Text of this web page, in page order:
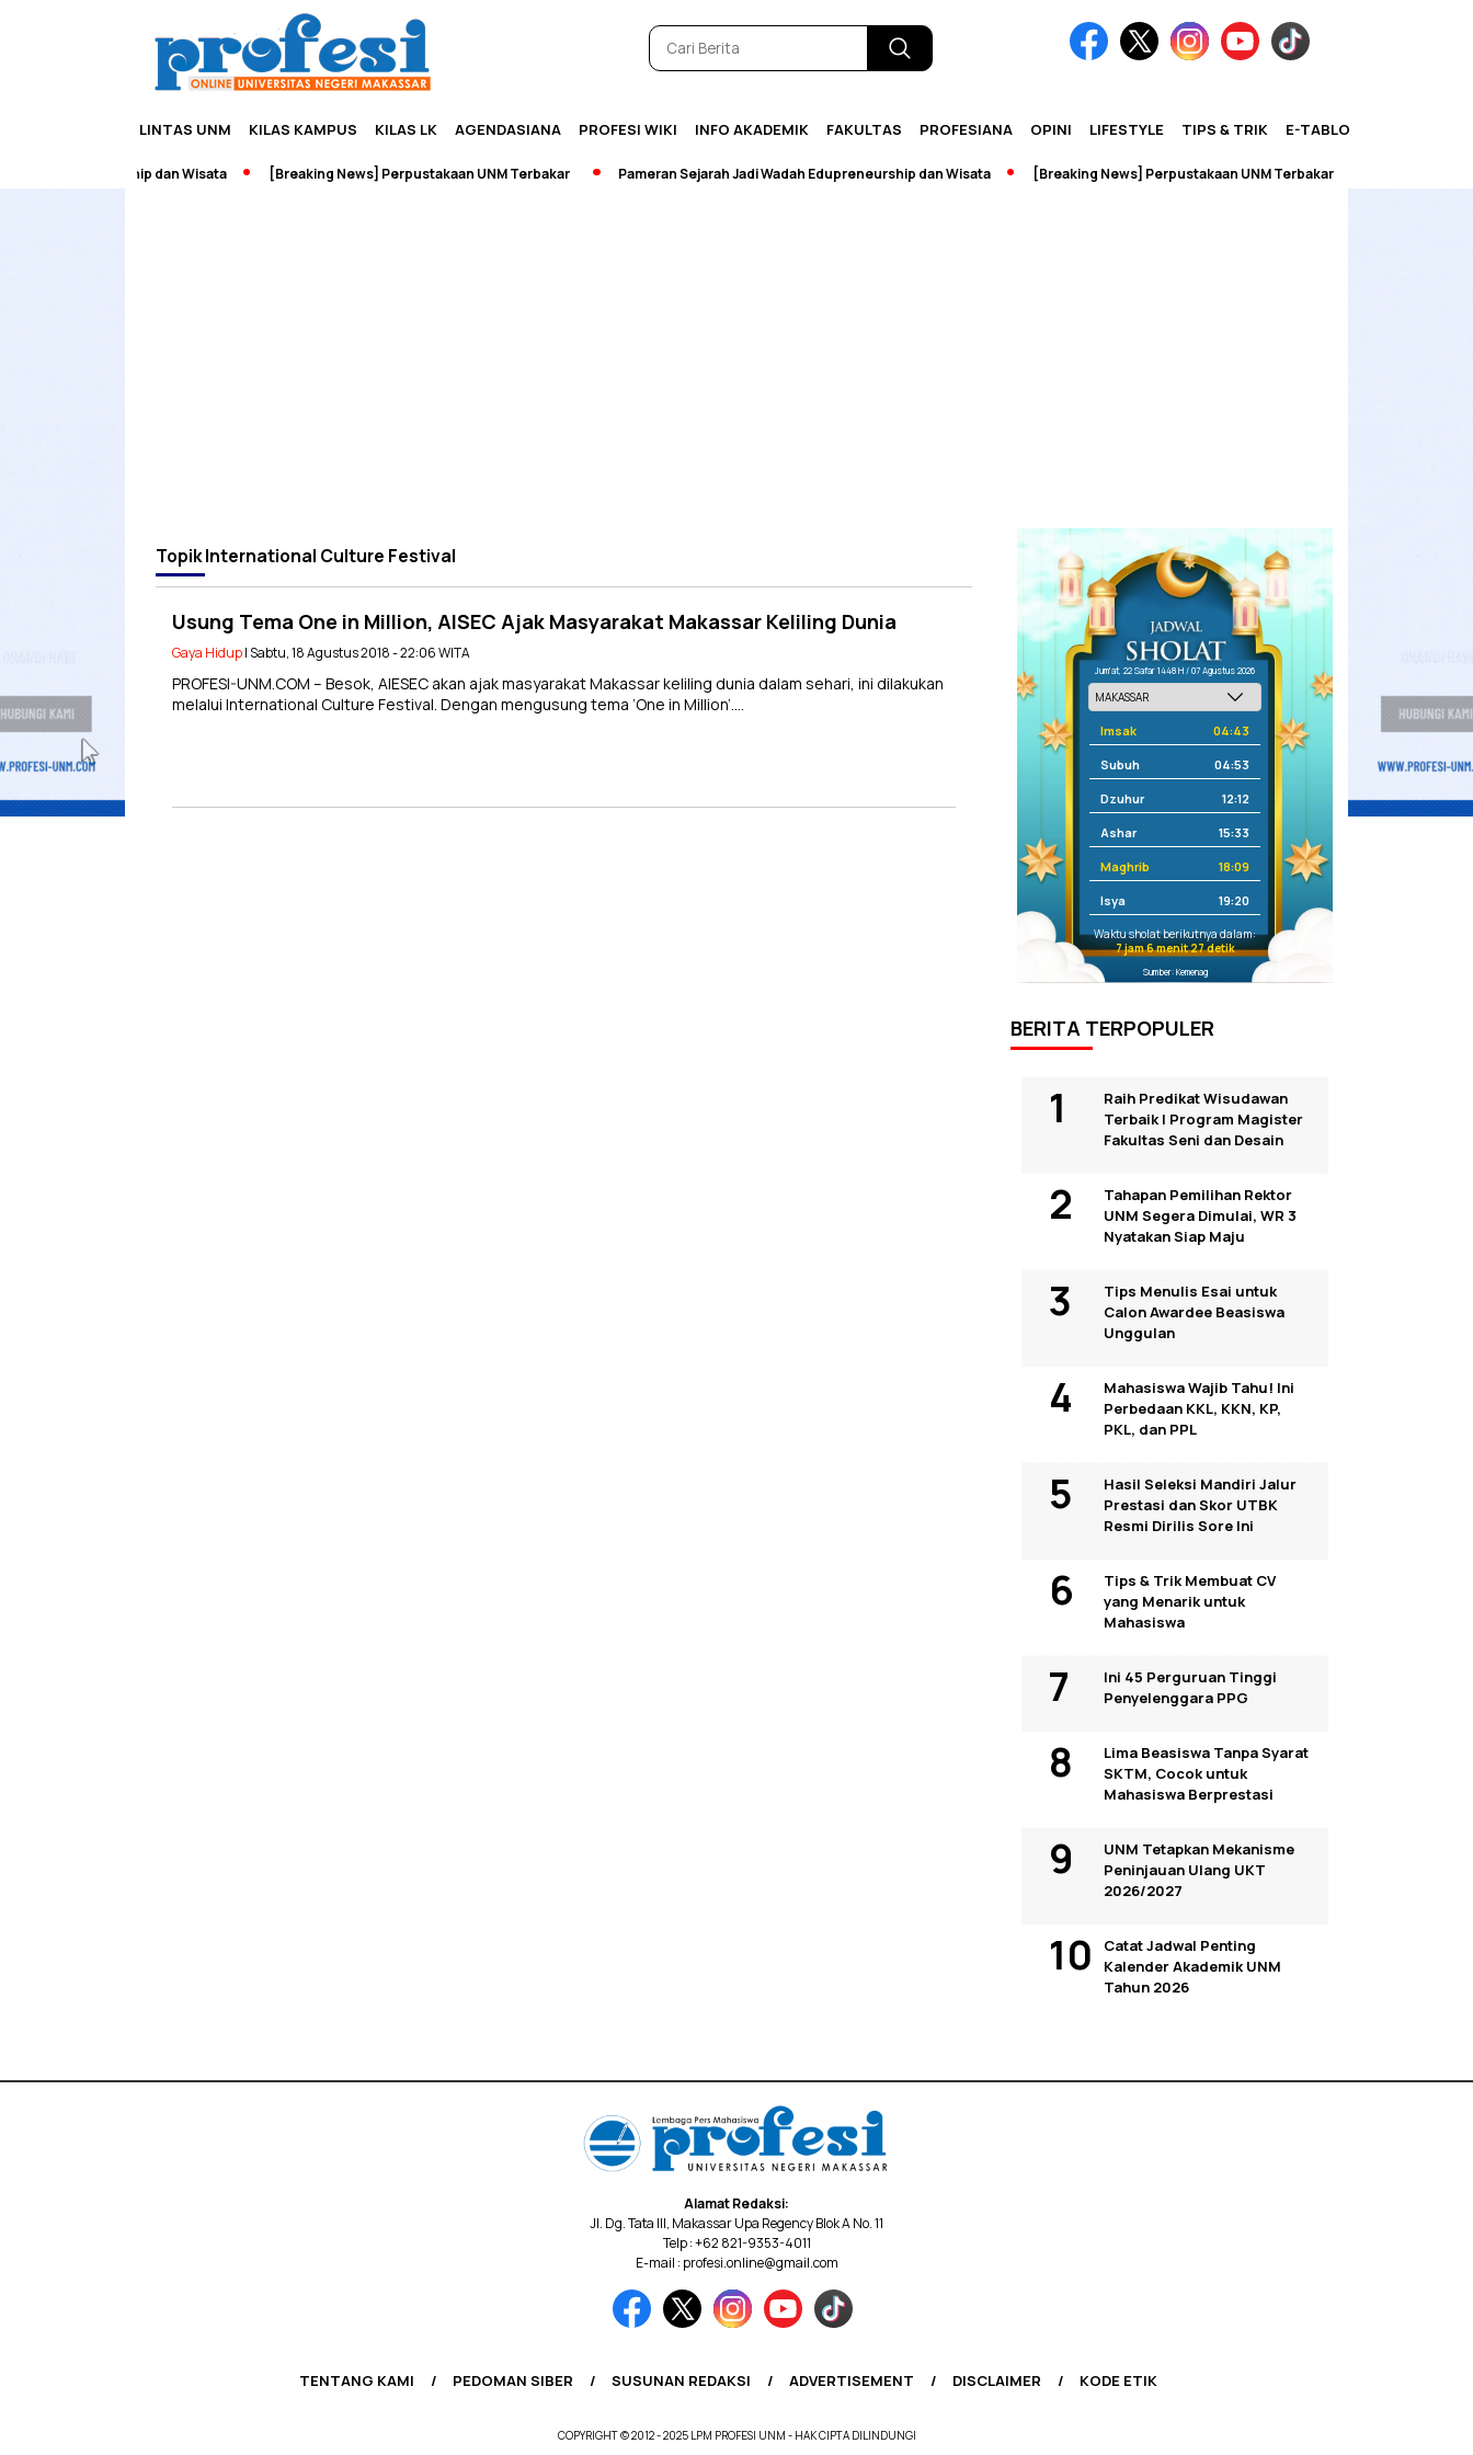
LINTAS UNM KILAS KAMPUS KILAS LK AGENDASIANA PROFESI WIKI INFO AKADEMIK FAKULTAS PROFESIANA OPINI LIFESTYLE TIPS & TRIK E-TABLOID
Edupreneurship dan Wisata [Breaking News] Perpustakaan UNM Terbakar Pameran Sejarah Jadi Wadah Edupreneurship dan Wisata [Breaking News] Perpustakaan UNM Terbakar
TopikInternational Culture Festival
Usung Tema One in Million, AISEC Ajak Masyarakat Makassar Keliling Dunia
Gaya Hidup| Sabtu, 18 Agustus 2018 - 22:06 WITA
PROFESI-UNM.COM – Besok, AIESEC akan ajak masyarakat Makassar keliling dunia dalam sehari, ini dilakukan
melalui International Culture Festival. Dengan mengusung tema ‘One in Million’….
Jum'at, 22 Safar 1448 H / 07 Agustus 2026
Imsak 04:43
Subuh 04:53
Dzuhur 12:12
Ashar 15:33
Maghrib 18:09
Isya 19:20
Waktu sholat berikutnya dalam:
7 jam 6 menit 27 detik
Sumber: Kemenag
BERITA TERPOPULER
Raih Predikat Wisudawan
Terbaik I Program Magister
Fakultas Seni dan Desain
Tahapan Pemilihan Rektor
UNM Segera Dimulai, WR 3
Nyatakan Siap Maju
Tips Menulis Esai untuk
Calon Awardee Beasiswa
Unggulan
Mahasiswa Wajib Tahu! Ini
Perbedaan KKL, KKN, KP,
PKL, dan PPL
Hasil Seleksi Mandiri Jalur
Prestasi dan Skor UTBK
Resmi Dirilis Sore Ini
Tips & Trik Membuat CV
yang Menarik untuk
Mahasiswa
Ini 45 Perguruan Tinggi
Penyelenggara PPG
Lima Beasiswa Tanpa Syarat
SKTM, Cocok untuk
Mahasiswa Berprestasi
UNM Tetapkan Mekanisme
Peninjauan Ulang UKT
2026/2027
Catat Jadwal Penting
Kalender Akademik UNM
Tahun 2026
Alamat Redaksi:
Jl. Dg. Tata III, Makassar Upa Regency Blok A No. 11
Telp : +62 821-9353-4011
E-mail : profesi.online@gmail.com
TENTANG KAMI PEDOMAN SIBER SUSUNAN REDAKSI ADVERTISEMENT DISCLAIMER KODE ETIK
COPYRIGHT © 2012 - 2025 LPM PROFESI UNM - HAK CIPTA DILINDUNGI